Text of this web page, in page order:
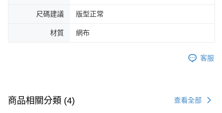
５．嚴禁一人註冊多個帳號或使用他人資訊註冊。若發現惡意使用之情形，
尺碼建議 版型正常
材質 網布
客服
商品相關分類 (4) 查看全部